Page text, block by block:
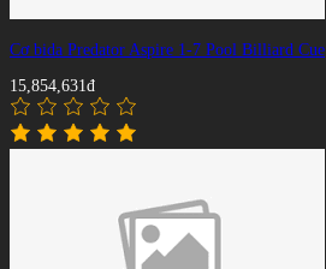
Cơ bida Predator Aspire 1-7 Pool Billiard Cue
15,854,631đ